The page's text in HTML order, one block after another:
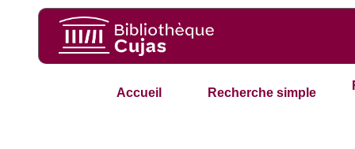
Accueil Recherche simple